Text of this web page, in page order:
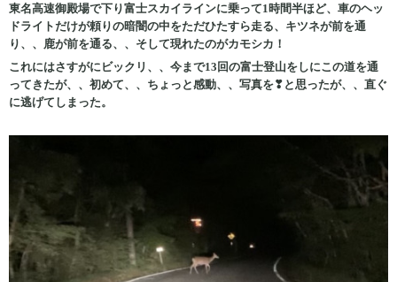
東名高速御殿場で下り富士スカイラインに乗って1時間半ほど、車のヘッ
ドライトだけが頼りの暗闇の中をただひたすら走る、キツネが前を通
り、、鹿が前を通る、、そして現れたのがカモシカ！
これにはさすがにビックリ、、今まで13回の富士登山をしにこの道を通
ってきたが、、初めて、、ちょっと感動、、写真を❣と思ったが、、直ぐ
に逃げてしまった。